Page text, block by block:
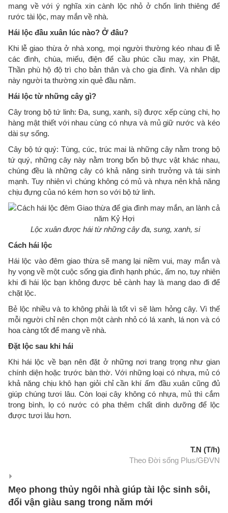
mang về với ý nghĩa xin cành lộc nhỏ ở chốn linh thiêng để
rước tài lộc, may mắn về nhà.
Hái lộc đầu xuân lúc nào? Ở đâu?
Khi lễ giao thừa ở nhà xong, mọi người thường kéo nhau đi lễ
các đình, chùa, miếu, điện để cầu phúc cầu may, xin Phật,
Thần phù hộ độ trì cho bản thân và cho gia đình. Và nhân dịp
này người ta thường xin quẻ đầu năm.
Hái lộc từ những cây gì?
Cây trong bộ tứ linh: Đa, sung, xanh, si) được xếp cùng chi, họ
hàng mật thiết với nhau cùng có nhựa và mủ giữ nước và kéo
dài sự sống.
Cây bộ tứ quý: Tùng, cúc, trúc mai là những cây nằm trong bộ
tứ quý, những cây này nằm trong bốn bộ thực vật khác nhau,
chúng đều là những cây có khả năng sinh trưởng và tái sinh
mạnh. Tuy nhiên vì chúng không có mủ và nhựa nên khả năng
chịu đựng của nó kém hơn so với bộ tứ linh.
Lộc xuân được hái từ những cây đa, sung, xanh, si
Cách hái lộc
Hái lộc vào đêm giao thừa sẽ mang lại niềm vui, may mắn và
hy vọng về một cuộc sống gia đình hạnh phúc, ấm no, tuy nhiên
khi đi hái lộc bạn không được bẻ cành hay là mang dao đi để
chặt lộc.
Bẻ lộc nhiều và to không phải là tốt vì sẽ làm hỏng cây. Vì thế
mỗi người chỉ nên chọn một cành nhỏ có lá xanh, lá non và có
hoa càng tốt để mang về nhà.
Đặt lộc sau khi hái
Khi hái lộc về bạn nên đặt ở những nơi trang trọng như gian
chính diện hoặc trước bàn thờ. Với những loại có nhựa, mủ có
khả năng chịu khô hạn giỏi chỉ cần khí ấm đầu xuân cũng đủ
giúp chúng tươi lâu. Còn loại cây không có nhựa, mủ thì cắm
trong bình, lọ có nước có pha thêm chất dinh dưỡng để lộc
được tươi lâu hơn.
T.N (T/h)
Theo Đời sống Plus/GĐVN
Mẹo phong thủy ngôi nhà giúp tài lộc sinh sôi,
đổi vận giàu sang trong năm mới